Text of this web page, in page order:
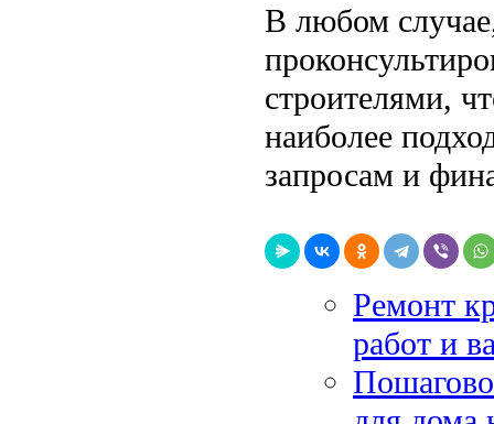
В любом
строителями,
наиболее
запросам и
Ремонт
работ и